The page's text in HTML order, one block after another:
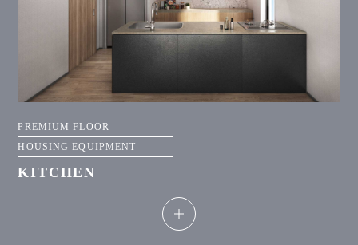
PREMIUM FLOOR
HOUSING EQUIPMENT
KITCHEN